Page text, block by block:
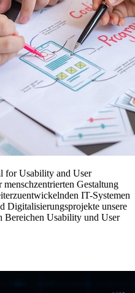
for Usability and User
Gestaltung
IT-Systemen
Digitalisierungsprojekte unsere
Bereichen Usability und User